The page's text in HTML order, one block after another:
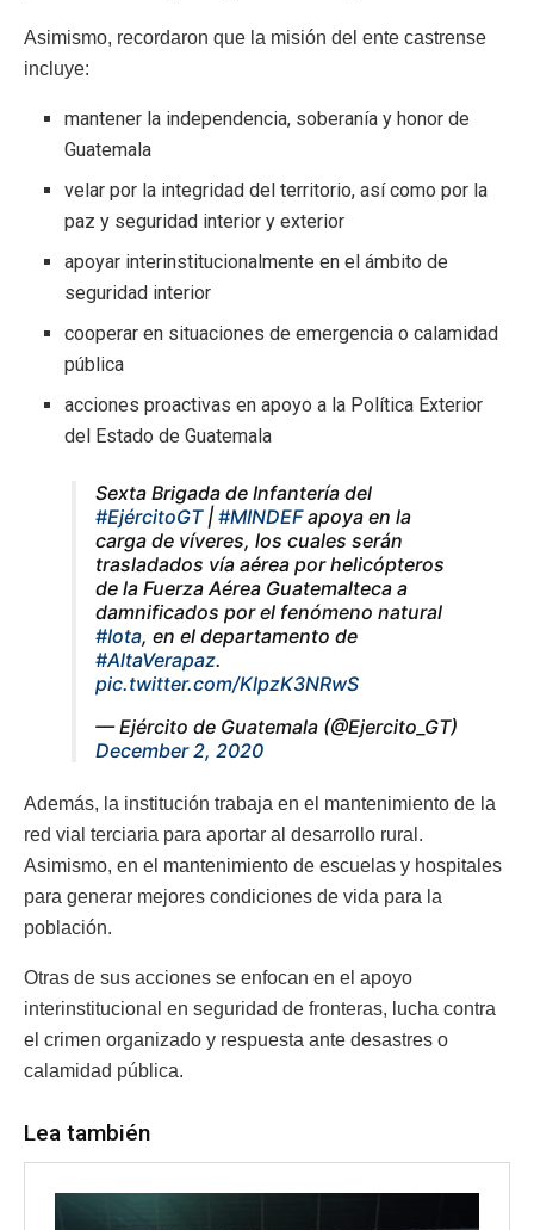
Asimismo, recordaron que la misión del ente castrense
incluye:
mantener la independencia, soberanía y honor de
Guatemala
velar por la integridad del territorio, así como por la
paz y seguridad interior y exterior
apoyar interinstitucionalmente en el ámbito de
seguridad interior
cooperar en situaciones de emergencia o calamidad
pública
acciones proactivas en apoyo a la Política Exterior
del Estado de Guatemala
Sexta Brigada de Infantería del
#EjércitoGT| #MINDEFapoya en la
carga de víveres, los cuales serán
trasladados vía aérea por helicópteros
de la Fuerza Aérea Guatemalteca a
damnificados por el fenómeno natural
#Iota, en el departamento de
#AltaVerapaz.
pic.twitter.com/KlpzK3NRwS
— Ejército de Guatemala (@Ejercito_GT)
December 2, 2020
Además, la institución trabaja en el mantenimiento de la
red vial terciaria para aportar al desarrollo rural.
Asimismo, en el mantenimiento de escuelas y hospitales
para generar mejores condiciones de vida para la
población.
Otras de sus acciones se enfocan en el apoyo
interinstitucional en seguridad de fronteras, lucha contra
el crimen organizado y respuesta ante desastres o
calamidad pública.
Lea también